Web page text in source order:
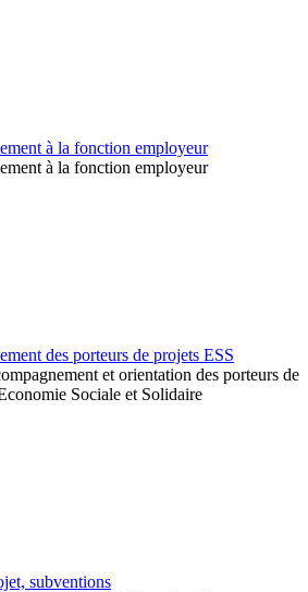
à la fonction employeur
à la fonction employeur
des porteurs de projets ESS
et orientation des porteurs de
Sociale et Solidaire
subventions